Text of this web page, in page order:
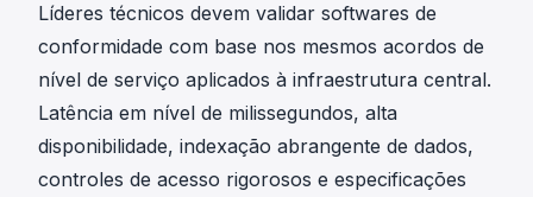
Líderes técnicos devem validar softwares de
conformidade com base nos mesmos acordos de
nível de serviço aplicados à infraestrutura central.
Latência em nível de milissegundos, alta
disponibilidade, indexação abrangente de dados,
controles de acesso rigorosos e especificações